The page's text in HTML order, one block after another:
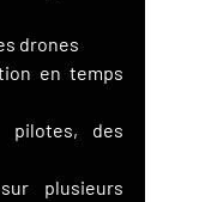
drones
en temps
pilotes, des
plusieurs